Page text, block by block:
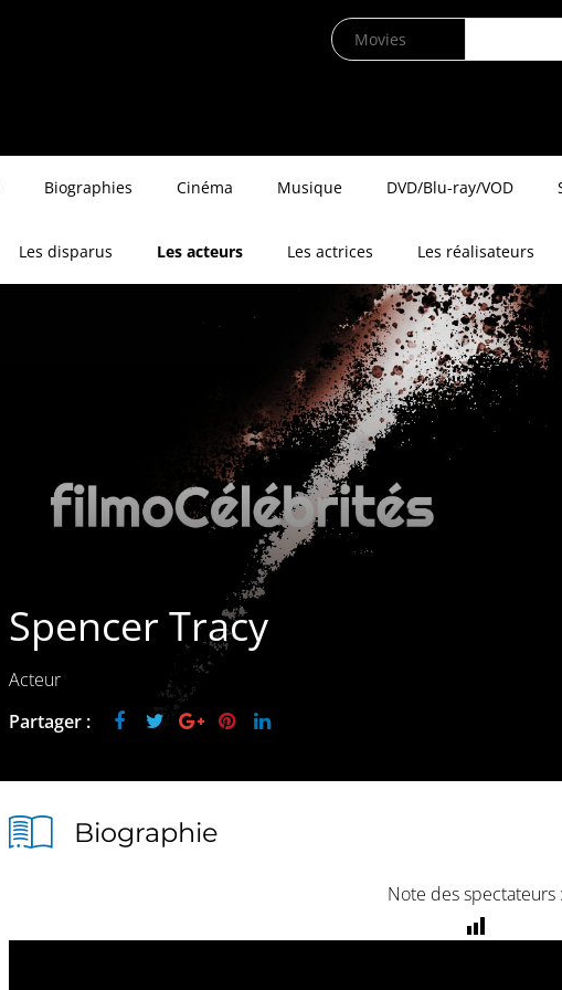
Biographies Cinéma Musique DVD/Blu-ray/VOD
Les disparus Les acteurs Les actrices Les réalisateurs
Spencer Tracy
Acteur
Partager :
Biographie
Note des spectateurs